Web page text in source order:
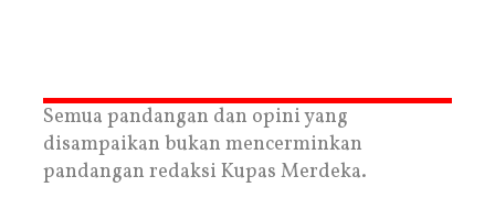
Semua pandangan dan opini yang
disampaikan bukan mencerminkan
pandangan redaksi Kupas Merdeka.